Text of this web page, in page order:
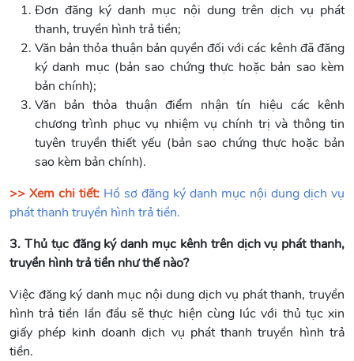
Đơn đăng ký danh mục nội dung trên dịch vụ phát
thanh, truyền hình trả tiền;
Văn bản thỏa thuận bản quyền đối với các kênh đã đăng
ký danh mục (bản sao chứng thực hoặc bản sao kèm
bản chính);
Văn bản thỏa thuận điểm nhận tín hiệu các kênh
chương trình phục vụ nhiệm vụ chính trị và thông tin
tuyên truyền thiết yếu (bản sao chứng thực hoặc bản
sao kèm bản chính).
>> Xem chi tiết: Hồ sơ đăng ký danh mục nội dung dịch vụ
phát thanh truyền hình trả tiền.
3. Thủ tục đăng ký danh mục kênh trên dịch vụ phát thanh,
truyền hình trả tiền như thế nào?
Việc đăng ký danh mục nội dung dịch vụ phát thanh, truyền
hình trả tiền lần đầu sẽ thực hiện cùng lúc với thủ tục xin
giấy phép kinh doanh dịch vụ phát thanh truyền hình trả
tiền.